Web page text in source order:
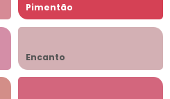
Pimentão
Encanto